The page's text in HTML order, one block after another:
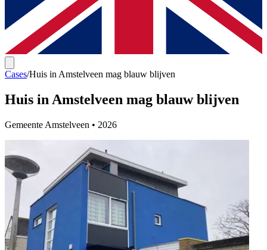
Cases/Huis in Amstelveen mag blauw blijven
Huis in Amstelveen mag blauw blijven
Gemeente Amstelveen • 2026